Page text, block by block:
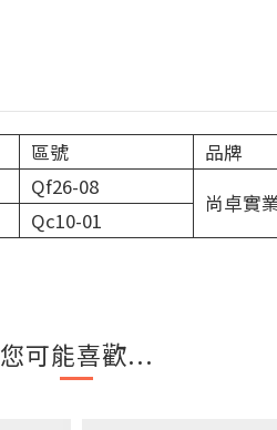
區號 品牌
Qf26-08
尚卓實
Qc10-01
您可能喜歡...